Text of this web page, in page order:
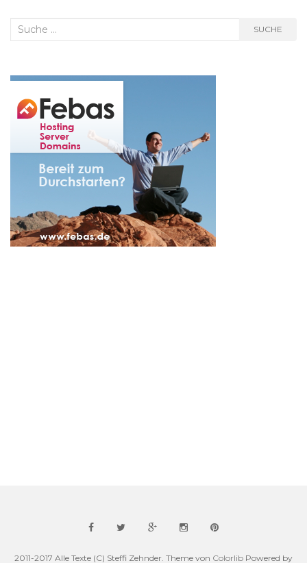
Suche
SUCHE
2011-2017 Alle Texte (C) Steffi Zehnder. Theme von Colorlib Powered by